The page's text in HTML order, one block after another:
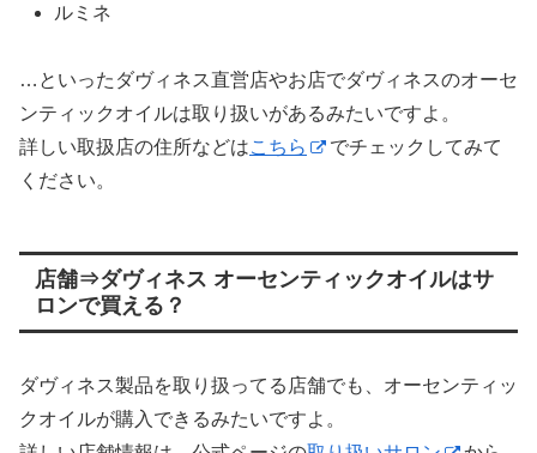
ルミネ
…といったダヴィネス直営店やお店でダヴィネスのオーセ
ンティックオイルは取り扱いがあるみたいですよ。
詳しい取扱店の住所などはこちら
でチェックしてみて
ください。
店舗⇒ダヴィネス オーセンティックオイルはサ
ロンで買える？
ダヴィネス製品を取り扱ってる店舗でも、オーセンティッ
クオイルが購入できるみたいですよ。